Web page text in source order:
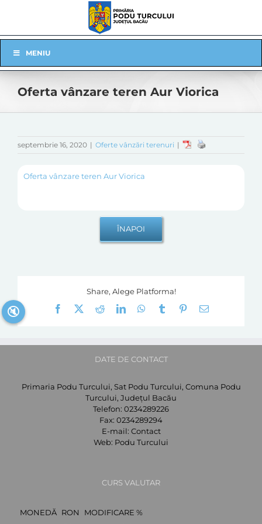
Navigation
MENIU
Oferta vânzare teren Aur Viorica
septembrie 16, 2020 | Oferte vânzări terenuri |
Oferta vânzare teren Aur Viorica
Share, Alege Platforma!
Facebook
RedditLinkedInWhatsApp
Tumblr Pinterest
E-
DATE DE CONTACT
Primaria Podu Turcului, Sat Podu Turcului, Comuna Podu
Turcului, Județul Bacău
Telefon: 0234289226
Fax: 0234289294
E-mail: Contact
Web: Podu Turcului
CURS VALUTAR
MONEDĂ RON
MODIFICARE %
🔇